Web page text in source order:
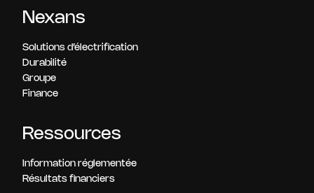
Nexans
Solutions d’électrification
Durabilité
Groupe
Finance
Ressources
Information réglementée
Résultats financiers